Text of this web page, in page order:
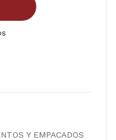
Y EMPACADOS